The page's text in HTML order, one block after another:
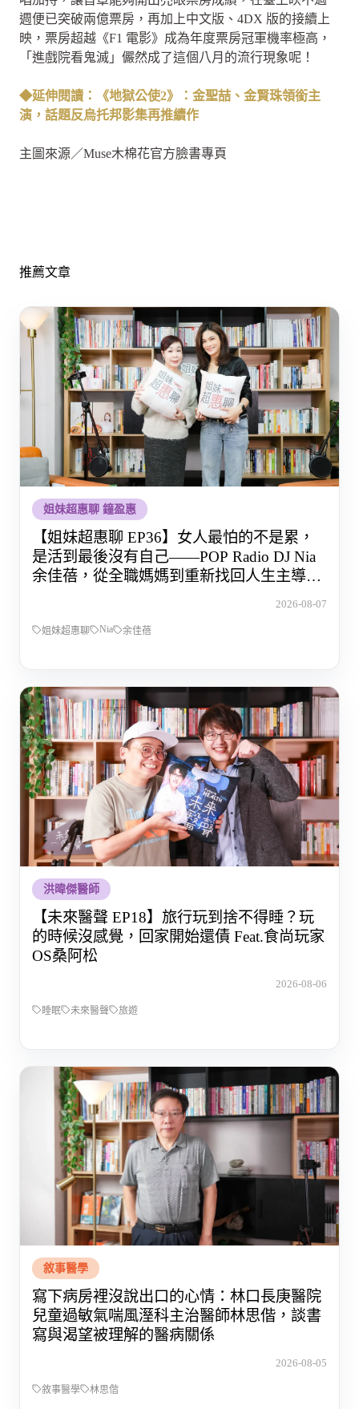
週便已突破兩億票房，再加上中文版、4DX 版的接續上
映，票房超越《F1 電影》成為年度票房冠軍機率極高，
「進戲院看鬼滅」儼然成了這個八月的流行現象呢！
◆延伸閱讀：《地獄公使2》：金聖喆、金賢珠領銜主
演，話題反烏托邦影集再推續作
主圖來源／Muse木棉花官方臉書專頁
推薦文章
姐妹超惠聊 鐘盈惠
【姐妹超惠聊 EP36】女人最怕的不是累，
是活到最後沒有自己——POP Radio DJ Nia
余佳蓓，從全職媽媽到重新找回人生主導權
2026-08-07
姐妹超惠聊 Nia 余佳蓓
洪暐傑醫師
【未來醫聲 EP18】旅行玩到捨不得睡？玩
的時候沒感覺，回家開始還債 Feat.食尚玩家
OS桑阿松
2026-08-06
睡眠 未來醫聲 旅遊
敘事醫學
寫下病房裡沒說出口的心情：林口長庚醫院
兒童過敏氣喘風溼科主治醫師林思偕，談書
寫與渴望被理解的醫病關係
2026-08-05
敘事醫學 林思偕